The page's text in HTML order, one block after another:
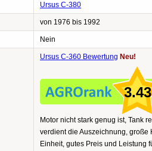
Ursus C-380
von 1976 bis 1992
Nein
Ursus C-360 Bewertung Neu!
3.43
Motor nicht stark genug ist, Tank
verdient die Auszeichnung, große
Einheit, gutes Preis und Leistung